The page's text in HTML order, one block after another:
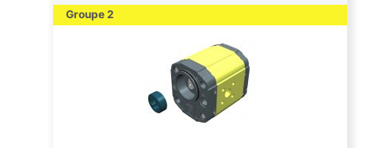
Groupe 2